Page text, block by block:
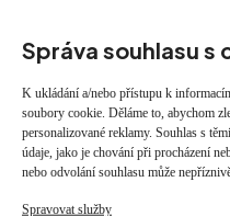
Správa souhlasu s
K ukládání a/nebo přístupu k
soubory cookie. Děláme to, abychom
personalizované reklamy. Souhlas s
údaje, jako je chování při procházení
nebo odvolání souhlasu může
Spravovat služby
vyžadovat
– doklad o vlastnictví
spolu s výpisem z katastru
pozemku
– projektovou dokumentaci